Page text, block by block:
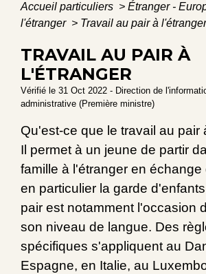
Accueil particuliers > Étranger -
l'étranger > Travail au pair à l'étranger
TRAVAIL AU PAIR À
L'ÉTRANGER
Vérifié le 31 Oct 2022 - Direction de
administrative (Première ministre)
Qu'est-ce que le travail au pair
Il permet à un jeune de partir
famille à l'étranger en échange
en particulier la garde
pair est notamment l'occasion
son niveau de langue. Des
spécifiques s'appliquent au
Espagne, en Italie, au